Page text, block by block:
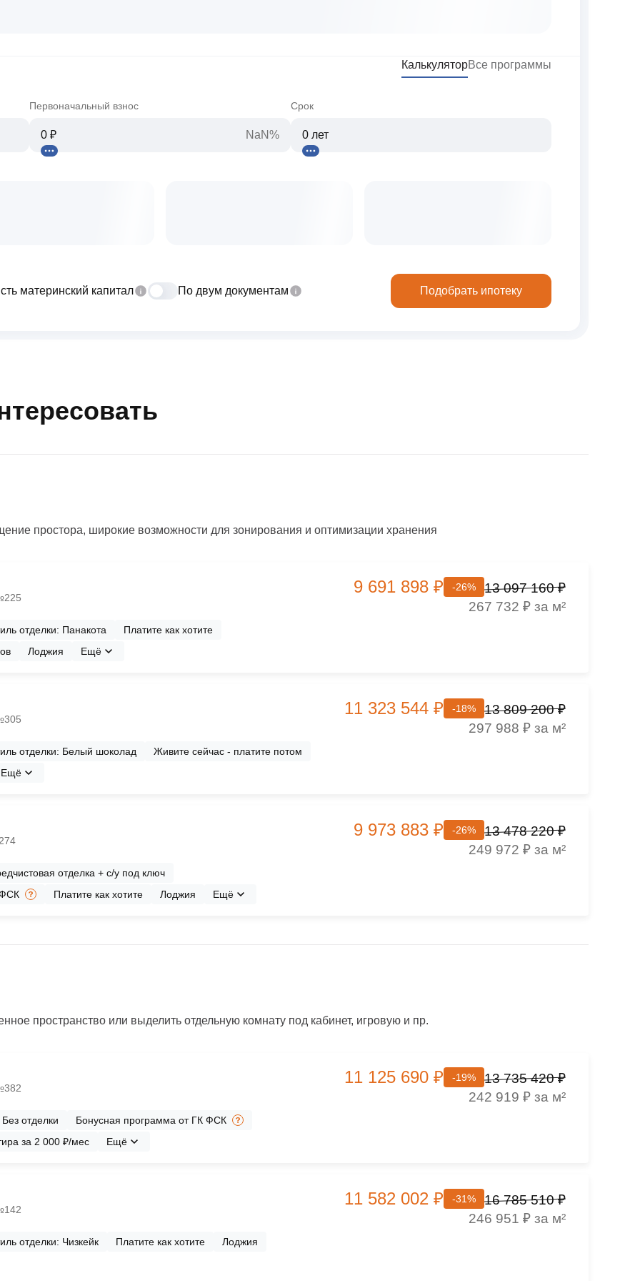
КалькуляторВсе программы
Первоначальный взнос
NaN%
Срок
материнский капитал По двум документам Подобрать ипотеку
простора, широкие возможности для зонирования и оптимизации хранения
отделки: Панакота
Платите как хотите
Лоджия Ещё
9 691 898 ₽ -26%
13 097 160 ₽
267 732 ₽ за м²
отделки: Белый шоколад
Живите сейчас - платите потом
Ещё
11 323 544 ₽ -18%
13 809 200 ₽
297 988 ₽ за м²
отделка + с/у под ключ
Платите как хотите Лоджия Ещё
9 973 883 ₽ -26%
13 478 220 ₽
249 972 ₽ за м²
пространство или выделить отдельную комнату под кабинет, игровую и пр.
Без отделки
Бонусная программа от ГК ФСК
за 2 000 ₽/мес
Ещё
11 125 690 ₽ -19%
13 735 420 ₽
242 919 ₽ за м²
отделки: Чизкейк Платите как хотите Лоджия
11 582 002 ₽ -31%
16 785 510 ₽
246 951 ₽ за м²